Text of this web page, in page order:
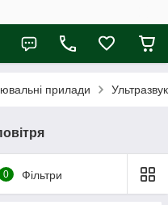
прилади
0 Фільтри